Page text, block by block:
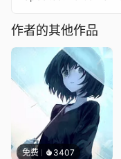
作者的其他作品
免费 3407